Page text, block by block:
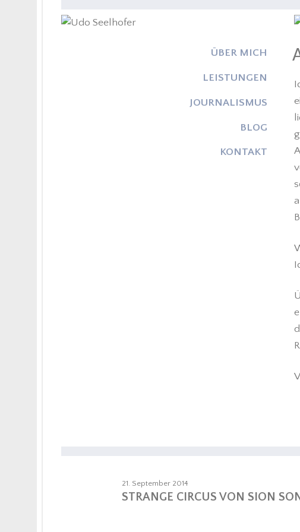
ÜBER MICH
LEISTUNGEN
JOURNALISMUS
BLOG
KONTAKT
21. September 2014
STRANGE CIRCUS VON SION